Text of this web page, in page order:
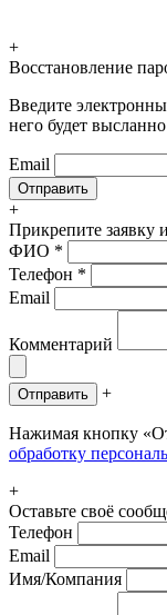
+
Восстановление
Введите
него будет
Email
+
Прикрепите заявку
ФИО *
Телефон *
Email
Комментарий
Отправить +
Нажимая кнопку
обработку
+
Оставьте своё
Телефон
Email
Имя/Компания